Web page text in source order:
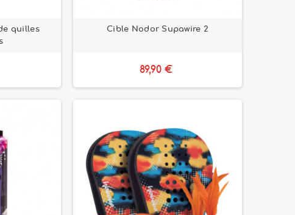
quilles
Cible Nodor Supawire 2
89,90 €